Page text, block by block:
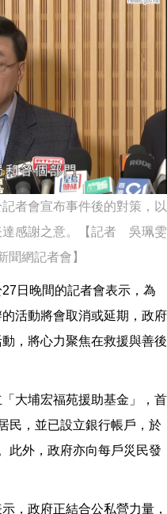
者會宣布事件後的對策，以
達感謝之意。【記者 吳珮雯
聞網記者會】
日晚間的記者會表示，為
活動將會取消或延期，政府
，將心力聚焦在救援與善後
大埔宏福苑援助基金」，首
民，並已設立銀行帳戶，於
此外，政府亦向每戶災民發
，政府正結合公私營力量，